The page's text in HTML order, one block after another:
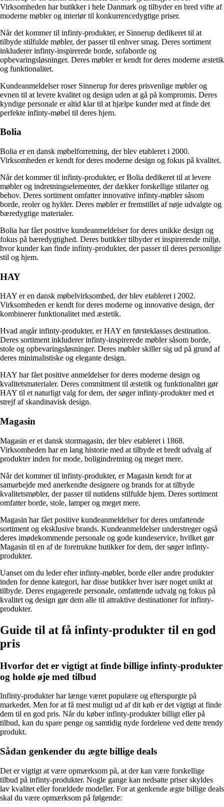
Virksomheden har butikker i hele Danmark og tilbyder en bred vifte af
moderne møbler og interiør til konkurrencedygtige priser.
Når det kommer til infinty-produkter, er Sinnerup dedikeret til at
tilbyde stilfulde møbler, der passer til enhver smag. Deres sortiment
inkluderer infinty-inspirerede borde, sofaborde og
opbevaringsløsninger. Deres møbler er kendt for deres moderne æstetik
og funktionalitet.
Kundeanmeldelser roser Sinnerup for deres prisvenlige møbler og
evnen til at levere kvalitet og design uden at gå på kompromis. Deres
kyndige personale er altid klar til at hjælpe kunder med at finde det
perfekte infinty-møbel til deres hjem.
Bolia
Bolia er en dansk møbelforretning, der blev etableret i 2000.
Virksomheden er kendt for deres moderne design og fokus på kvalitet.
Når det kommer til infinty-produkter, er Bolia dedikeret til at levere
møbler og indretningselementer, der dækker forskellige stilarter og
behov. Deres sortiment omfatter innovative infinty-møbler såsom
borde, reoler og hylder. Deres møbler er fremstillet af nøje udvalgte og
bæredygtige materialer.
Bolia har fået positive kundeanmeldelser for deres unikke design og
fokus på bæredygtighed. Deres butikker tilbyder et inspirerende miljø,
hvor kunder kan finde infinty-produkter, der passer til deres personlige
stil og hjem.
HAY
HAY er en dansk møbelvirksomhed, der blev etableret i 2002.
Virksomheden er kendt for deres moderne og innovative design, der
kombinerer funktionalitet med æstetik.
Hvad angår infinty-produkter, er HAY en førsteklasses destination.
Deres sortiment inkluderer infinty-inspirerede møbler såsom borde,
stole og opbevaringsløsninger. Deres møbler skiller sig ud på grund af
deres minimalistiske og elegante design.
HAY har fået positive anmeldelser for deres moderne design og
kvalitetsmaterialer. Deres commitment til æstetik og funktionalitet gør
HAY til et naturligt valg for dem, der søger infinty-produkter med et
strejf af skandinavisk design.
Magasin
Magasin er et dansk stormagasin, der blev etableret i 1868.
Virksomheden har en lang historie med at tilbyde et bredt udvalg af
produkter inden for mode, boligindretning og meget mere.
Når det kommer til infinty-produkter, er Magasin kendt for at
samarbejde med anerkendte designere og brands for at tilbyde
kvalitetsmøbler, der passer til nutidens stilfulde hjem. Deres sortiment
omfatter borde, stole, lamper og meget mere.
Magasin har fået positive kundeanmeldelser for deres omfattende
sortiment og eksklusive brands. Kundeanmeldelser understreger også
deres imødekommende personale og gode kundeservice, hvilket gør
Magasin til en af de foretrukne butikker for dem, der søger infinty-
produkter.
Uanset om du leder efter infinty-møbler, borde eller andre produkter
inden for denne kategori, har disse butikker hver især noget unikt at
tilbyde. Deres engagerede personale, omfattende udvalg og fokus på
kvalitet og design gør dem alle til attraktive destinationer for infinty-
produkter.
Guide til at få infinty-produkter til en god
pris
Hvorfor det er vigtigt at finde billige infinty-produkter
og holde øje med tilbud
Infinty-produkter har længe været populære og efterspurgte på
markedet. Men for at få mest muligt ud af dit køb er det vigtigt at finde
dem til en god pris. Når du køber infinty-produkter billigt eller på
tilbud, kan du spare penge og samtidig nyde fordelene ved dette trendy
produkt.
Sådan genkender du ægte billige deals
Det er vigtigt at være opmærksom på, at der kan være forskellige
tilbud på infinty-produkter. Nogle gange kan nedsatte priser skyldes
lav kvalitet eller forældede modeller. For at genkende ægte billige deals
skal du være opmærksom på følgende: